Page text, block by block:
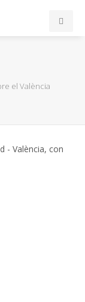
el València